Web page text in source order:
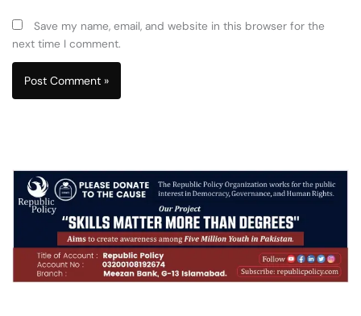
Save my name, email, and website in this browser for the
next time I comment.